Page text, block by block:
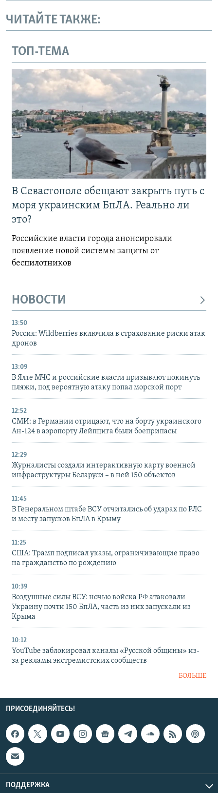
ЧИТАЙТЕ ТАКЖЕ:
ТОП-ТЕМА
В Севастополе обещают закрыть путь с
моря украинским БпЛА. Реально ли
это?
Российские власти города анонсировали
появление новой системы защиты от
беспилотников
НОВОСТИ
13:50
Россия: Wildberries включила в страхование риски атак
дронов
13:09
В Ялте МЧС и российские власти призывают покинуть
пляжи, под вероятную атаку попал морской порт
12:52
СМИ: в Германии отрицают, что на борту украинского
Ан-124 в аэропорту Лейпцига были боеприпасы
12:29
Журналисты создали интерактивную карту военной
инфраструктуры Беларуси – в ней 150 объектов
11:45
В Генеральном штабе ВСУ отчитались об ударах по РЛС
и месту запусков БпЛА в Крыму
11:25
США: Трамп подписал указы, ограничивающие право
на гражданство по рождению
10:39
Воздушные силы ВСУ: ночью войска РФ атаковали
Украину почти 150 БпЛА, часть из них запускали из
Крыма
10:12
YouTube заблокировал каналы «Русской общины» из-
за рекламы экстремистских сообществ
БОЛЬШЕ
ПРИСОЕДИНЯЙТЕСЬ!
ПОДДЕРЖКА